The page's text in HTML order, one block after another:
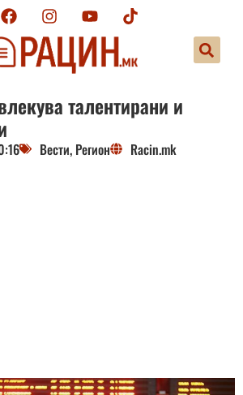
талентирани и
Вести, Регион Racin.mk